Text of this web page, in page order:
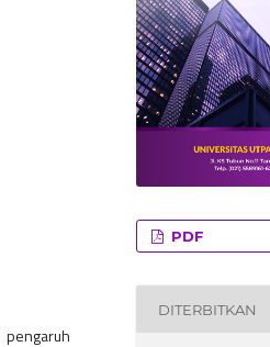
PDF
DITERBITKAN